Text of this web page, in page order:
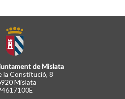
de Mislata
la Constitució, 8
Mislata